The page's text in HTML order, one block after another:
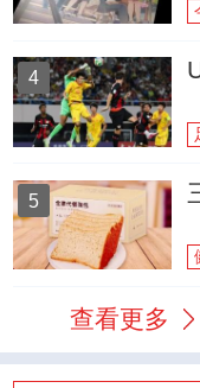
4
5
查看更多